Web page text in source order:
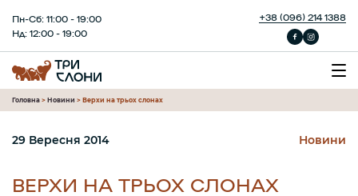
Пн-Сб: 11:00 - 19:00
Нд: 12:00 - 19:00
+38 (096) 214 1388
Головна > Новини > Верхи на трьох слонах
ВЕРХИ НА ТРЬОХ СЛОНАХ
29 Вересня 2014 Новини